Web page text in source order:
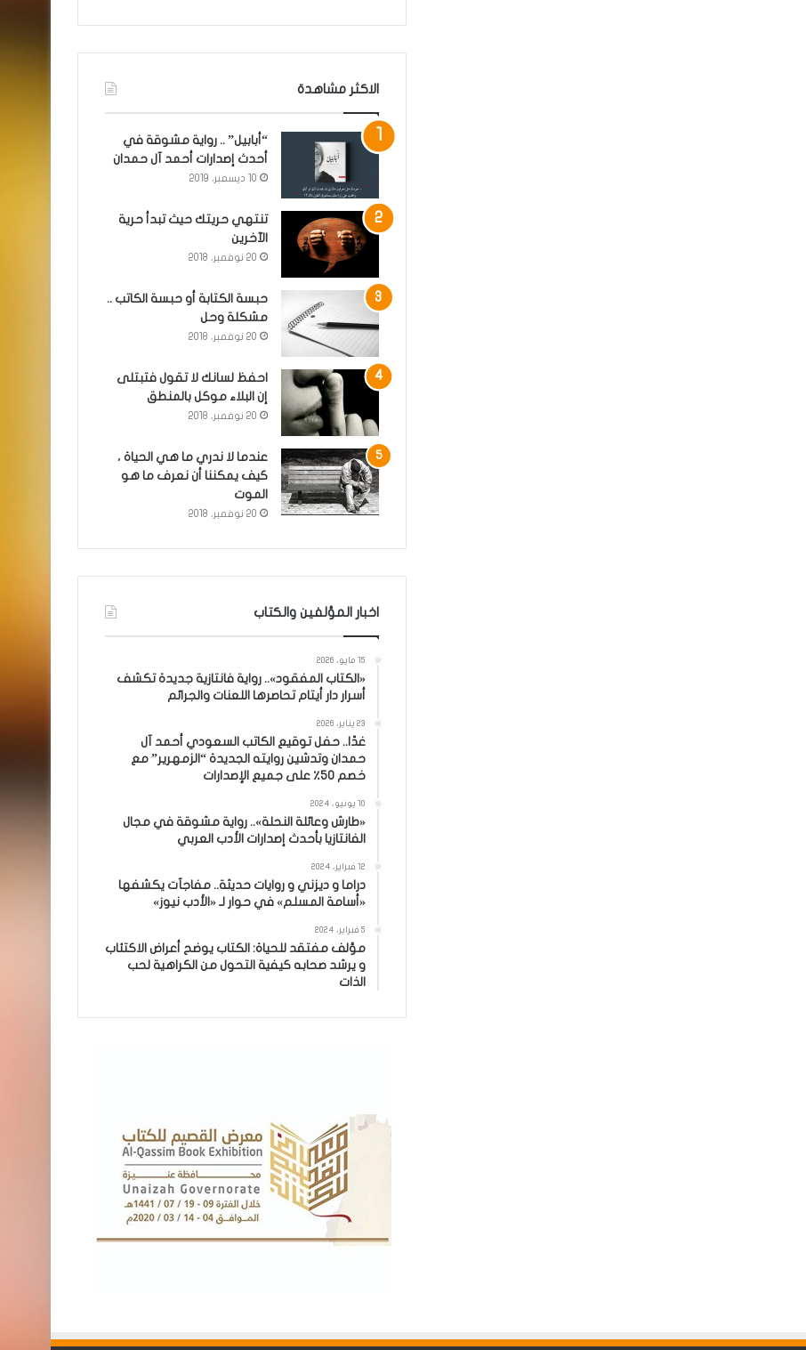
الاكثر مشاهدة
“أبابيل” .. رواية مشوقة في
أحدث إصدارات أحمد آل حمدان
10 ديسمبر، 2019
تنتهي حريتك حيث تبدأ حرية
الآخرين
20 نوفمبر، 2018
حبسة الكتابة أو حبسة الكاتب ..
مشكلة وحل
20 نوفمبر، 2018
احفظ لسانك لا تقول فتبتلى
إن البلاء موكل بالمنطق
20 نوفمبر، 2018
عندما لا ندري ما هي الحياة ،
كيف يمكننا أن نعرف ما هو
الموت
20 نوفمبر، 2018
اخبار المؤلفين والكتاب
15 مايو، 2026
«الكتاب المفقود».. رواية فانتازية جديدة تكشف
أسرار دار أيتام تحاصرها اللعنات والجرائم
23 يناير، 2026
غدًا.. حفل توقيع الكاتب السعودي أحمد آل
حمدان وتدشين روايته الجديدة “الزمهرير” مع
خصم 50٪ على جميع الإصدارات
10 يونيو، 2024
«طارش وعائلة النحلة».. رواية مشوقة في مجال
الفانتازيا بأحدث إصدارات الأدب العربي
12 فبراير، 2024
دراما و ديزني و روايات حديثة.. مفاجآت يكشفها
«أسامة المسلم» في حوار لـ «الأدب نيوز»
5 فبراير، 2024
مؤلف مفتقد للحياة: الكتاب يوضح أعراض الاكتئاب
و يرشد صحابه كيفية التحول من الكراهية لحب
الذات